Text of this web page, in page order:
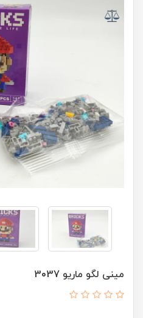
مینی لگو ماریو 3037